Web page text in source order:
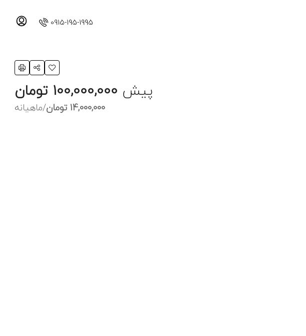
0915-195-1995
پیش 100,000,000 تومان
14,000,000 تومان /ماهیانه